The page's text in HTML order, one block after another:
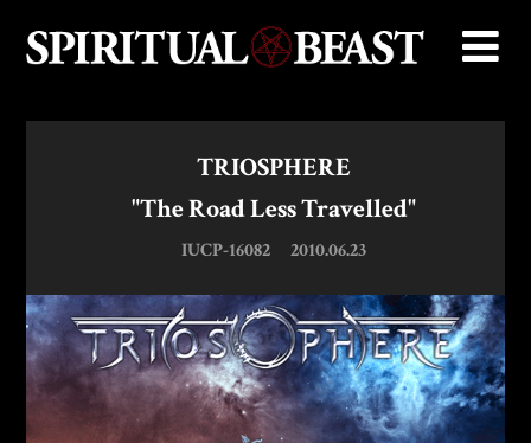
TRIOSPHERE
"The Road Less Travelled"
IUCP-16082 2010.06.23